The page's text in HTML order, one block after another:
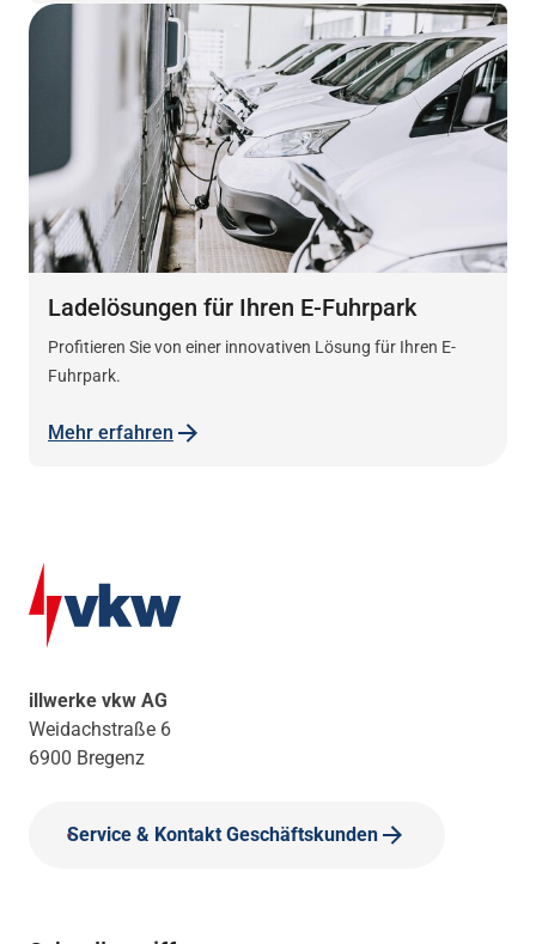
Ladelösungen für Ihren E-Fuhrpark
Profitieren Sie von einer innovativen Lösung für Ihren E-
Fuhrpark.
Mehr erfahren
illwerke vkw AG
Weidachstraße 6
6900 Bregenz
Service & Kontakt Geschäftskunden